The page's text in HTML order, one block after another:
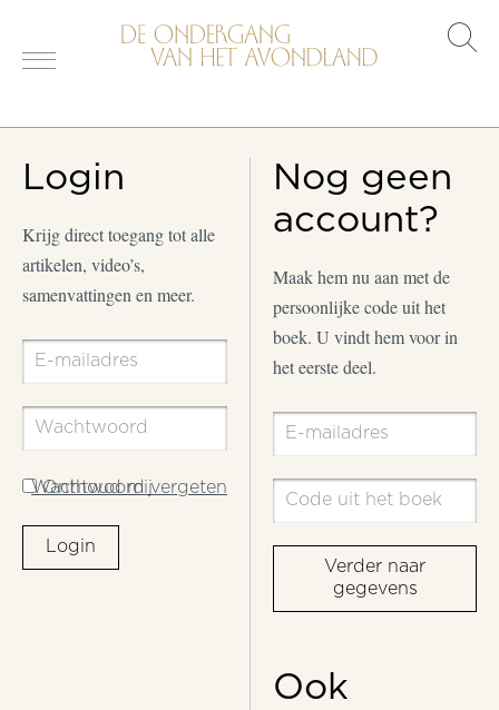
Login
Krijg direct toegang tot alle
artikelen, video’s,
samenvattingen en meer.
Wachtwoord vergeten
Onthoud mij
Login
Nog geen
account?
Maak hem nu aan met de
persoonlijke code uit het
boek. U vindt hem voor in
het eerste deel.
Verder naar
gegevens
Ook